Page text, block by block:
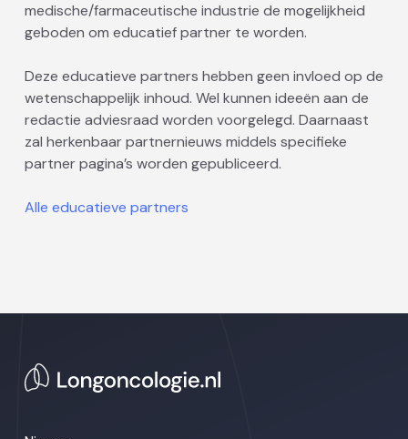
medische/farmaceutische industrie de mogelijkheid
geboden om educatief partner te worden.
Deze educatieve partners hebben geen invloed op de
wetenschappelijk inhoud. Wel kunnen ideeën aan de
redactie adviesraad worden voorgelegd. Daarnaast
zal herkenbaar partnernieuws middels specifieke
partner pagina’s worden gepubliceerd.
Alle educatieve partners